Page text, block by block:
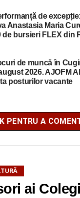
de
Anastasia Maria
de bursieri FLEX din
de muncă în
2026. AJOFM
posturilor vacante
PENTRU A
ai